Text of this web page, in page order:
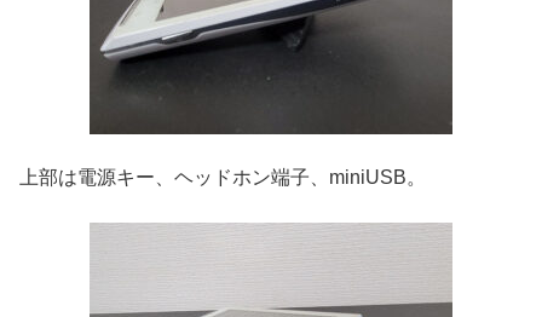
上部は電源キー、ヘッドホン端子、miniUSB。